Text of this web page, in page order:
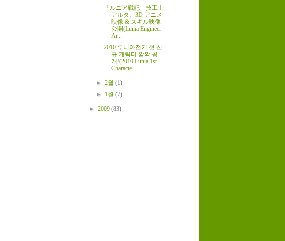
「ルニア戦記」技工士
アルタ、3D アニメ
映像 & スキル映像
公開(Lunia Engineer
Ar...
2010 루니아전기 첫 신
규 캐릭터 깜짝 공
개!(2010 Lunia 1st
Characte...
►2월(1)
► 1월(7)
► 2009 (83)